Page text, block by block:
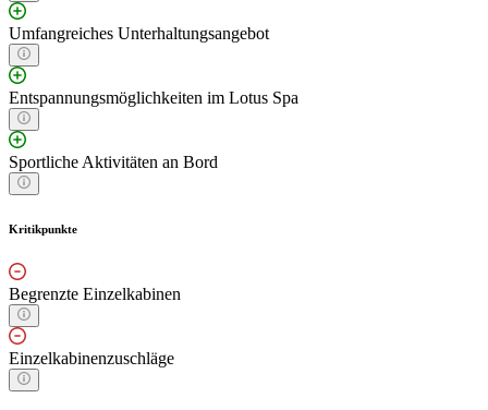
Umfangreiches Unterhaltungsangebot
Entspannungsmöglichkeiten im Lotus Spa
Sportliche Aktivitäten an Bord
Kritikpunkte
Begrenzte Einzelkabinen
Einzelkabinenzuschläge